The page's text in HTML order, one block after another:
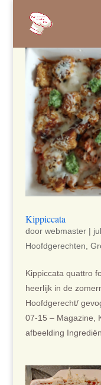
Kippiccata
door webmaster|
Hoofdgerechten
Kippiccata quattro
heerlijk in de
Hoofdgerecht/
07-15 – Magazine,
afbeelding